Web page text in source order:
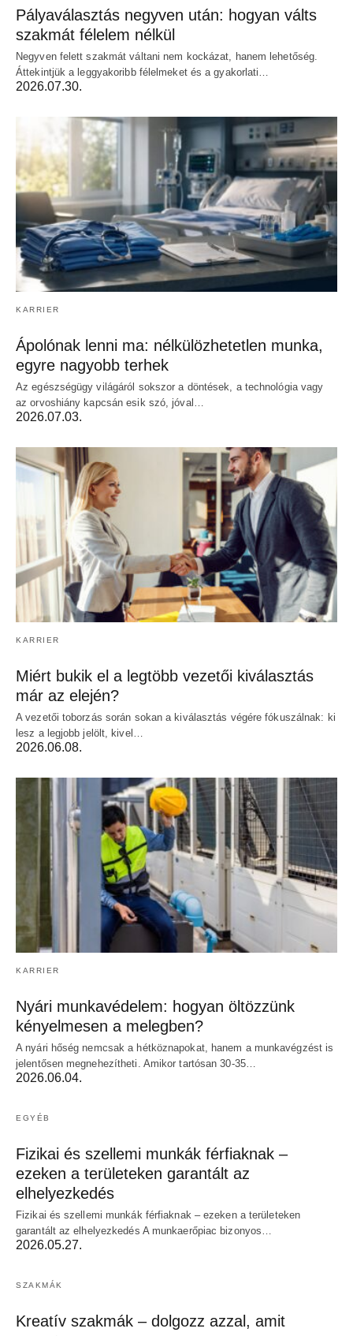
Pályaválasztás negyven után: hogyan válts
szakmát félelem nélkül
Negyven felett szakmát váltani nem kockázat, hanem lehetőség.
Áttekintjük a leggyakoribb félelmeket és a gyakorlati…
2026.07.30.
KARRIER
Ápolónak lenni ma: nélkülözhetetlen munka,
egyre nagyobb terhek
Az egészségügy világáról sokszor a döntések, a technológia vagy
az orvoshiány kapcsán esik szó, jóval…
2026.07.03.
KARRIER
Miért bukik el a legtöbb vezetői kiválasztás
már az elején?
A vezetői toborzás során sokan a kiválasztás végére fókuszálnak: ki
lesz a legjobb jelölt, kivel…
2026.06.08.
KARRIER
Nyári munkavédelem: hogyan öltözzünk
kényelmesen a melegben?
A nyári hőség nemcsak a hétköznapokat, hanem a munkavégzést is
jelentősen megnehezítheti. Amikor tartósan 30-35…
2026.06.04.
EGYÉB
Fizikai és szellemi munkák férfiaknak –
ezeken a területeken garantált az
elhelyezkedés
Fizikai és szellemi munkák férfiaknak – ezeken a területeken
garantált az elhelyezkedés A munkaerőpiac bizonyos…
2026.05.27.
SZAKMÁK
Kreatív szakmák – dolgozz azzal, amit